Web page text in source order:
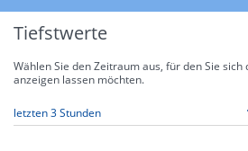
Tiefstwerte
Wählen Sie den Zeitraum aus, für den Sie
anzeigen lassen möchten.